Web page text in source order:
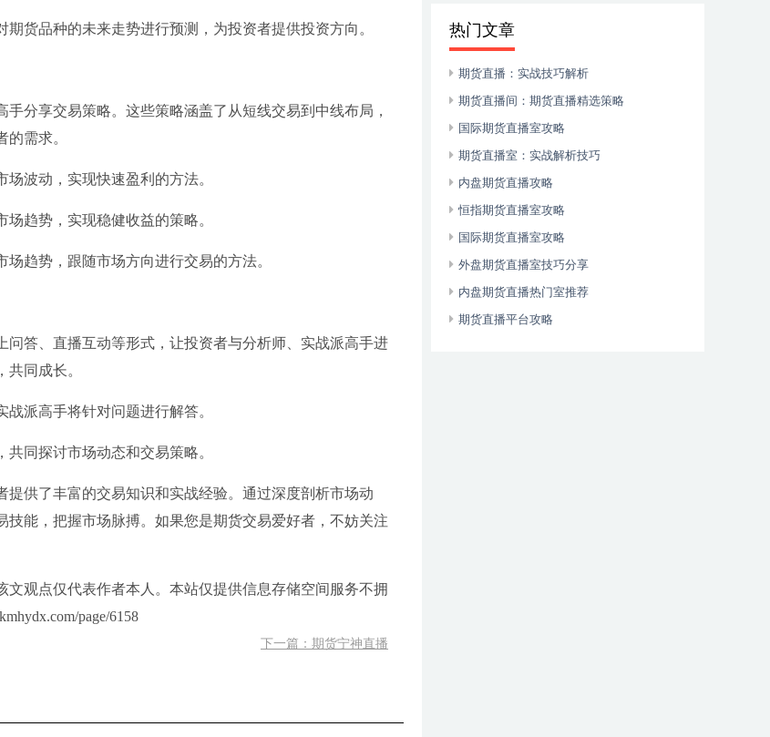
货品种的未来走势进行预测，为投资者提供投资方向。
分享交易策略。这些策略涵盖了从短线交易到中线布局，
需求。
波动，实现快速盈利的方法。
趋势，实现稳健收益的策略。
趋势，跟随市场方向进行交易的方法。
答、直播互动等形式，让投资者与分析师、实战派高手进
同成长。
派高手将针对问题进行解答。
同探讨市场动态和交易策略。
供了丰富的交易知识和实战经验。通过深度剖析市场动
能，把握市场脉搏。如果您是期货交易爱好者，不妨关注
观点仅代表作者本人。本站仅提供信息存储空间服务不拥
page/6158
下一篇：期货宁神直播
热门文章
期货直播：实战技巧解析
期货直播间：期货直播精选策略
国际期货直播室攻略
期货直播室：实战解析技巧
内盘期货直播攻略
恒指期货直播室攻略
国际期货直播室攻略
外盘期货直播室技巧分享
内盘期货直播热门室推荐
期货直播平台攻略